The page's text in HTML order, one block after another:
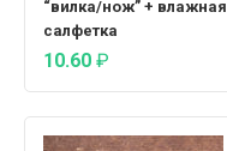
“вилка/нож” + влажная
салфетка
10.60 ₽